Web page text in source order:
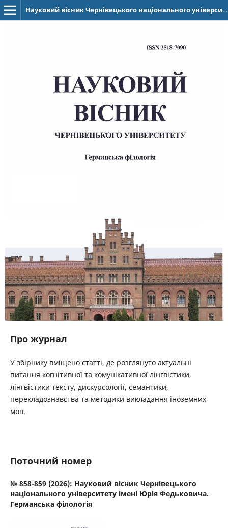
Науковий вісник Чернівецького національного університету імені Юрія Федьковича. Серія: Германська філологія
Про журнал
У збірнику вміщено статті, де розглянуто актуальні
питання когнітивної та комунікативної лінгвістики,
лінгвістики тексту, дискурсології, семантики,
перекладознавства та методики викладання іноземних
мов.
Поточний номер
№ 858-859 (2026): Науковий вісник Чернівецького
національного університету імені Юрія Федьковича.
Германська філологія